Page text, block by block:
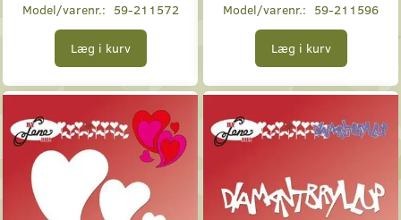
Model/varenr.: 59-211572
Læg i kurv
Model/varenr.: 59-211596
Læg i kurv